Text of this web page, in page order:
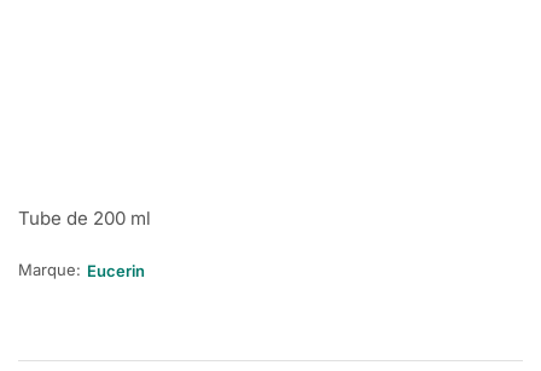
Tube de 200 ml
Marque: Eucerin